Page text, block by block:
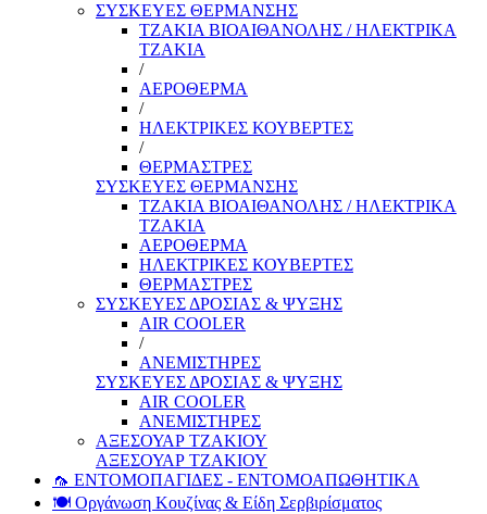
ΣΥΣΚΕΥΕΣ ΘΕΡΜΑΝΣΗΣ
ΤΖΑΚΙΑ ΒΙΟΑΙΘΑΝΟΛΗΣ / ΗΛΕΚΤΡΙΚΑ
ΤΖΑΚΙΑ
/
ΑΕΡΟΘΕΡΜΑ
/
ΗΛΕΚΤΡΙΚΕΣ ΚΟΥΒΕΡΤΕΣ
/
ΘΕΡΜΑΣΤΡΕΣ
ΣΥΣΚΕΥΕΣ ΘΕΡΜΑΝΣΗΣ
ΤΖΑΚΙΑ ΒΙΟΑΙΘΑΝΟΛΗΣ / ΗΛΕΚΤΡΙΚΑ
ΤΖΑΚΙΑ
ΑΕΡΟΘΕΡΜΑ
ΗΛΕΚΤΡΙΚΕΣ ΚΟΥΒΕΡΤΕΣ
ΘΕΡΜΑΣΤΡΕΣ
ΣΥΣΚΕΥΕΣ ΔΡΟΣΙΑΣ & ΨΥΞΗΣ
AIR COOLER
/
ΑΝΕΜΙΣΤΗΡΕΣ
ΣΥΣΚΕΥΕΣ ΔΡΟΣΙΑΣ & ΨΥΞΗΣ
AIR COOLER
ΑΝΕΜΙΣΤΗΡΕΣ
ΑΞΕΣΟΥΑΡ ΤΖΑΚΙΟΥ
ΑΞΕΣΟΥΑΡ ΤΖΑΚΙΟΥ
🦟 ΕΝΤΟΜΟΠΑΓΙΔΕΣ - ΕΝΤΟΜΟΑΠΩΘΗΤΙΚΑ
🍽️ Οργάνωση Κουζίνας & Είδη Σερβιρίσματος